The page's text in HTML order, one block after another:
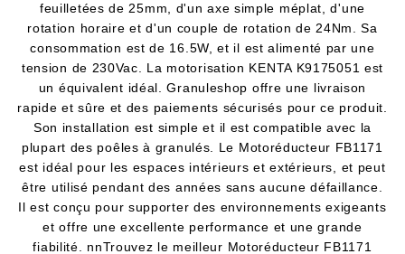
feuilletées de 25mm, d'un axe simple méplat, d'une
rotation horaire et d'un couple de rotation de 24Nm. Sa
consommation est de 16.5W, et il est alimenté par une
tension de 230Vac. La motorisation KENTA K9175051 est
un équivalent idéal. Granuleshop offre une livraison
rapide et sûre et des paiements sécurisés pour ce produit.
Son installation est simple et il est compatible avec la
plupart des poêles à granulés. Le Motoréducteur FB1171
est idéal pour les espaces intérieurs et extérieurs, et peut
être utilisé pendant des années sans aucune défaillance.
Il est conçu pour supporter des environnements exigeants
et offre une excellente performance et une grande
fiabilité. nnTrouvez le meilleur Motoréducteur FB1171